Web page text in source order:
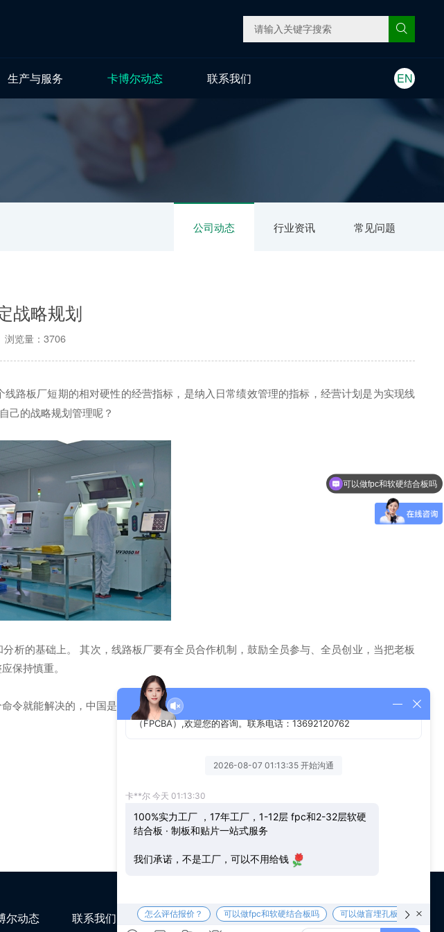
生产与服务 卡博尔动态 联系我们 EN
公司动态 行业资讯 常见问题
战略规划
览量：3706
路板厂短期的相对硬性的经营指标，是纳入日常绩效管理的指标，经营计划是为实现线
己的战略规划管理呢？
的基础上。 其次，线路板厂要有全员合作机制，鼓励全员参与、全员创业，当把老板
保持慎重。
就能解决的，中国是理学思想指导下的小农意识占主体的[敏感词]，勤劳、智慧、勇敢
尔动态 联系我们
可以做fpc和软硬结合板吗